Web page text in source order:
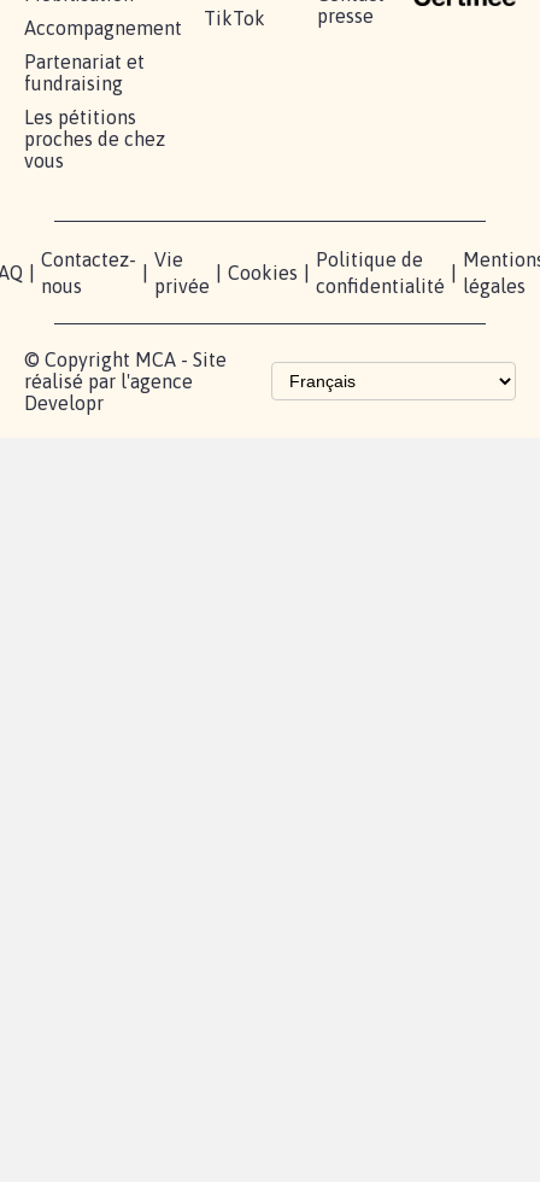
Accompagnement
Partenariat et
fundraising
Les pétitions
proches de chez
vous
TikTok
presse
Contactez-
nous
Vie
privée
Cookies
Politique de
confidentialité
légales
© Copyright MCA - Site
réalisé par l'agence
Developr